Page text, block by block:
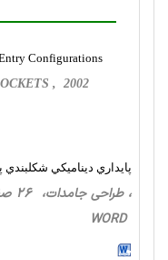
Configurations
, 2002
پايداري ديناميكي
WORD